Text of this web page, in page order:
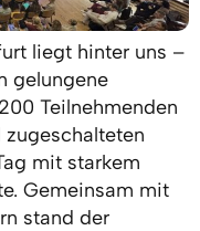
liegt hinter uns –
gelungene
Teilnehmenden
mit starkem
Gemeinsam mit
stand der